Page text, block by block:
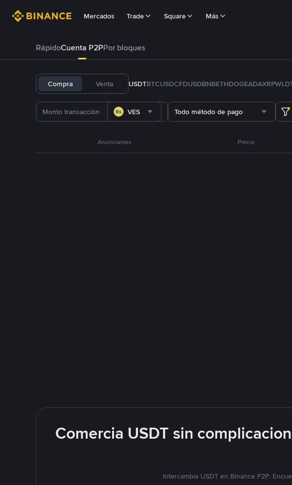
Mercados Trade Square Más
RápidoCuenta P2PPor bloques
Compra Venta USDTBTCUSDCFDUSDBNBETHDOGEADAXRPWLD
VES Todo método de pago
Anunciantes Precio
Comercia USDT sin
Intercambia USDT en Binance P2P.